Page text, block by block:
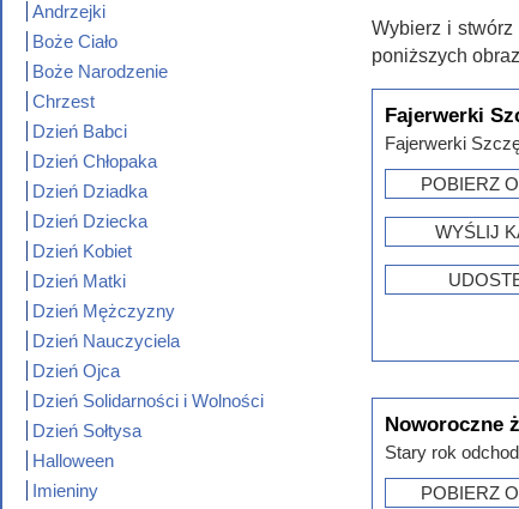
Andrzejki
Boże Ciało
Boże Narodzenie
Chrzest
Dzień Babci
Dzień Chłopaka
Dzień Dziadka
Dzień Dziecka
Dzień Kobiet
Dzień Matki
Dzień Mężczyzny
Dzień Nauczyciela
Dzień Ojca
Dzień Solidarności i Wolności
Dzień Sołtysa
Halloween
Imieniny
Wybierz i
poniższych
Fajerwerki
Fajerwerki
POBIERZ
WYŚLIJ
Noworoczne
Stary rok
POBIERZ